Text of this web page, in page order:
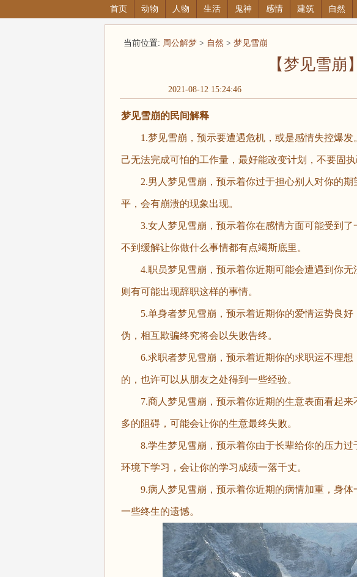
首页 动物 人物 生活 鬼神 感情 建筑 自然
当前位置: 周公解梦> 自然 > 梦见雪崩
【梦见雪崩】
2021-08-12 15:24:46
梦见雪崩的民间解释
1.梦见雪崩，预示要遭遇危机，或是感情失控爆发
己无法完成可怕的工作量，最好能改变计划，不要固执
2.男人梦见雪崩，预示着你过于担心别人对你的期
平，会有崩溃的现象出现。
3.女人梦见雪崩，预示着你在感情方面可能受到了
不到缓解让你做什么事情都有点竭斯底里。
4.职员梦见雪崩，预示着你近期可能会遭遇到你无
则有可能出现辞职这样的事情。
5.单身者梦见雪崩，预示着近期你的爱情运势良好
伪，相互欺骗终究将会以失败告终。
6.求职者梦见雪崩，预示着近期你的求职运不理想
的，也许可以从朋友之处得到一些经验。
7.商人梦见雪崩，预示着你近期的生意表面看起来
多的阻碍，可能会让你的生意最终失败。
8.学生梦见雪崩，预示着你由于长辈给你的压力过
环境下学习，会让你的学习成绩一落千丈。
9.病人梦见雪崩，预示着你近期的病情加重，身体
一些终生的遗憾。